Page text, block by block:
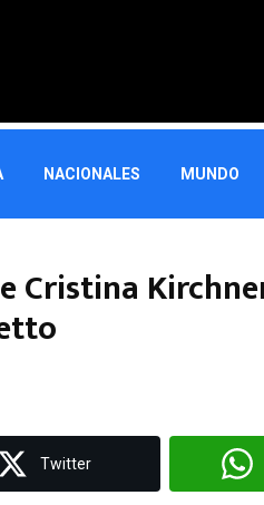
NACIONALES MUNDO
Cristina
Twitter